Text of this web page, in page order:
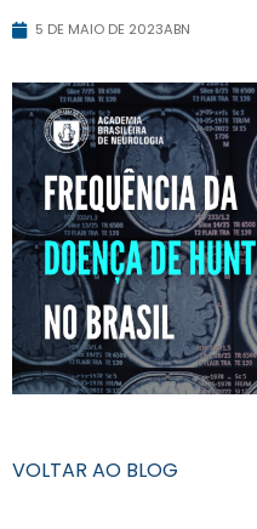
5 DE MAIO DE 2023ABN
VOLTAR AO BLOG